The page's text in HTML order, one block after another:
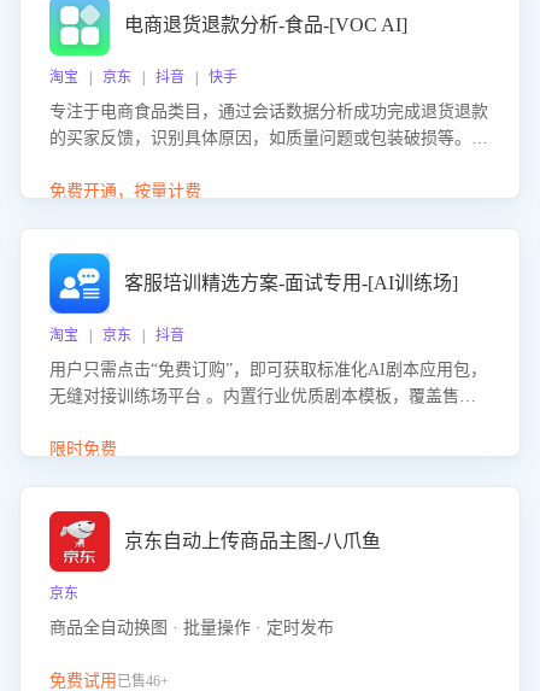
电商退货退款分析-食品-[VOC AI]
淘宝 | 京东 | 抖音 | 快手
专注于电商食品类目，通过会话数据分析成功完成退货退款
的买家反馈，识别具体原因，如质量问题或包装破损等。结
商家降低退款率，提升售后效率。
免费开通，按量计费
客服培训精选方案-面试专用-[AI训练场]
淘宝 | 京东 | 抖音
用户只需点击“免费订购”，即可获取标准化AI剧本应用包，
无缝对接训练场平台 。内置行业优质剧本模板，覆盖售前
初始化时间，助力企业快速启动智能客服训练
限时免费
京东自动上传商品主图-八爪鱼
京东
商品全自动换图 · 批量操作 · 定时发布
免费试用 已售46+